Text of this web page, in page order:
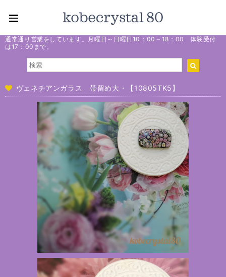
通常通り営業をしています。月曜日～日曜日10：00～18：00 体験受付
は17：00まで。
ヴェネチアンガラス 帯留め大・【10805TK5】